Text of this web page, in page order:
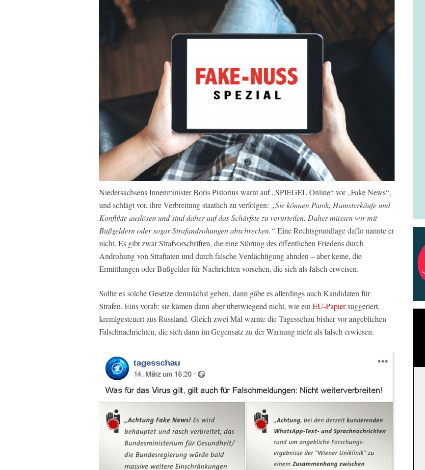
Niedersachsens Innenminister Boris Pistorius warnt auf „SPIEGEL Online“ vor „Fake News“,
und schlägt vor, ihre Verbreitung staatlich zu verfolgen: „Sie können Panik, Hamsterkäufe und
Konflikte auslösen und sind daher auf das Schärfste zu verurteilen. Daher müssen wir mit
Bußgeldern oder sogar Strafandrohungen abschrecken.“ Eine Rechtsgrundlage dafür nannte er
nicht. Es gibt zwar Strafvorschriften, die eine Störung des öffentlichen Friedens durch
Androhung von Straftaten und durch falsche Verdächtigung ahnden – aber keine, die
Ermittlungen oder Bußgelder für Nachrichten vorsehen, die sich als falsch erweisen.
Sollte es solche Gesetze demnächst geben, dann gäbe es allerdings auch Kandidaten für
Strafen. Eins vorab: sie kämen dann aber überwiegend nicht, wie ein EU-Papiersuggeriert,
kremlgesteuert aus Russland. Gleich zwei Mal warnte die Tagesschau bisher vor angeblichen
Falschnachrichten, die sich dann im Gegensatz zu der Warnung nicht als falsch erwiesen: